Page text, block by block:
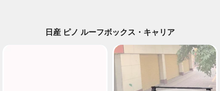
日産 ピノ ルーフボックス・キャリア